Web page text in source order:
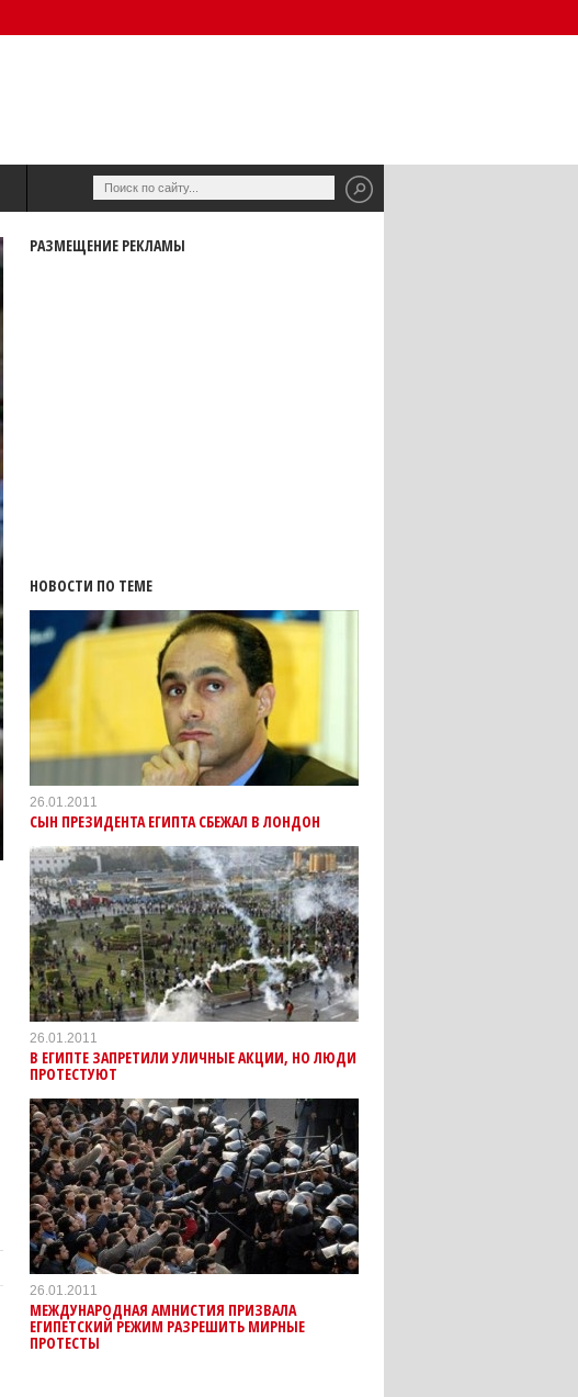
РАЗМЕЩЕНИЕ РЕКЛАМЫ
НОВОСТИ ПО ТЕМЕ
26.01.2011
СЫН ПРЕЗИДЕНТА ЕГИПТА СБЕЖАЛ В ЛОНДОН
26.01.2011
В ЕГИПТЕ ЗАПРЕТИЛИ УЛИЧНЫЕ АКЦИИ, НО ЛЮДИ
ПРОТЕСТУЮТ
26.01.2011
МЕЖДУНАРОДНАЯ АМНИСТИЯ ПРИЗВАЛА
ЕГИПЕТСКИЙ РЕЖИМ РАЗРЕШИТЬ МИРНЫЕ
ПРОТЕСТЫ